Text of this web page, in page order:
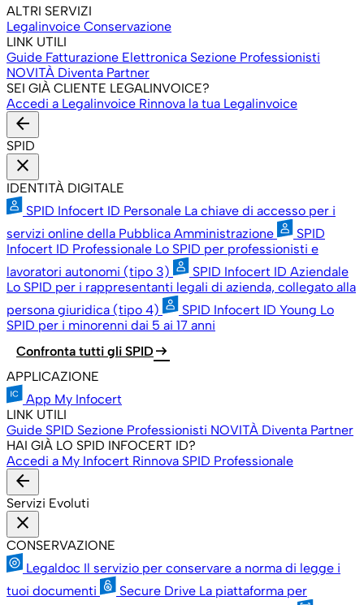
ALTRI SERVIZI
Legalinvoice Conservazione
LINK UTILI
Guide Fatturazione Elettronica Sezione Professionisti
NOVITÀ Diventa Partner
SEI GIÀ CLIENTE LEGALINVOICE?
Accedi a Legalinvoice Rinnova la tua Legalinvoice
arrow_back
SPID
close
IDENTITÀ DIGITALE
SPID Infocert ID Personale La chiave di accesso per i
servizi online della Pubblica Amministrazione
SPID
Infocert ID Professionale Lo SPID per professionisti e
lavoratori autonomi (tipo 3)
SPID Infocert ID Aziendale
Lo SPID per i rappresentanti legali di azienda, collegato alla
persona giuridica (tipo 4)
SPID Infocert ID Young Lo
SPID per i minorenni dai 5 ai 17 anni
Confronta tutti gli SPID arrow_right_alt
APPLICAZIONE
App My Infocert
LINK UTILI
Guide SPID Sezione Professionisti NOVITÀ Diventa Partner
HAI GIÀ LO SPID INFOCERT ID?
Accedi a My Infocert Rinnova SPID Professionale
arrow_back
Servizi Evoluti
close
CONSERVAZIONE
Legaldoc Il servizio per conservare a norma di legge i
tuoi documenti
Secure Drive La piattaforma per